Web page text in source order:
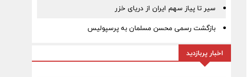
سیر تا پیاز سهم ایران از دریای خزر
بازگشت رسمی محسن مسلمان به پرسپولیس
اخبار پربازدید